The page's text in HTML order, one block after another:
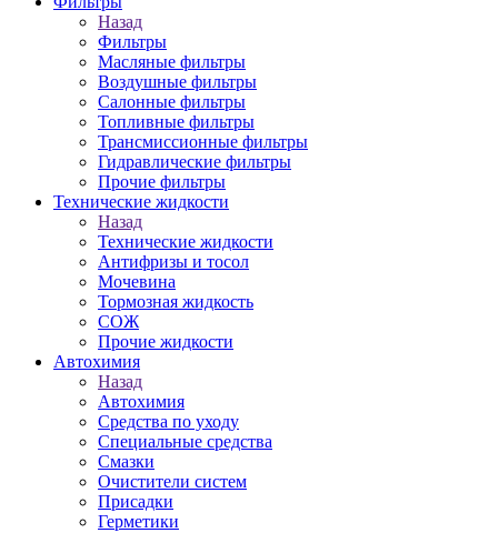
Назад
Фильтры
Масляные фильтры
Воздушные фильтры
Салонные фильтры
Топливные фильтры
Трансмиссионные фильтры
Гидравлические фильтры
Прочие фильтры
Технические жидкости
Назад
Технические жидкости
Антифризы и тосол
Мочевина
Тормозная жидкость
СОЖ
Прочие жидкости
Автохимия
Назад
Автохимия
Средства по уходу
Специальные средства
Смазки
Очистители систем
Присадки
Герметики